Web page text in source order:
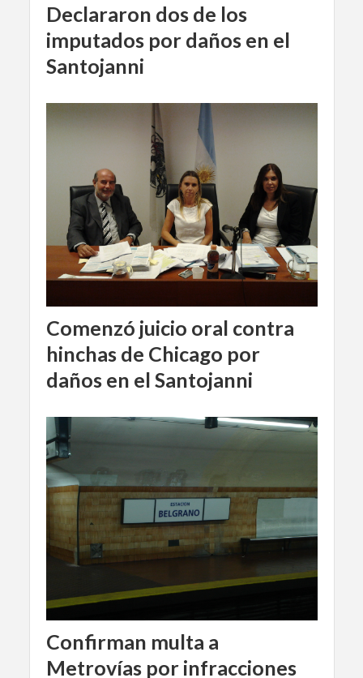
Declararon dos de los
imputados por daños en el
Santojanni
Comenzó juicio oral contra
hinchas de Chicago por
daños en el Santojanni
Confirman multa a
Metrovías por infracciones